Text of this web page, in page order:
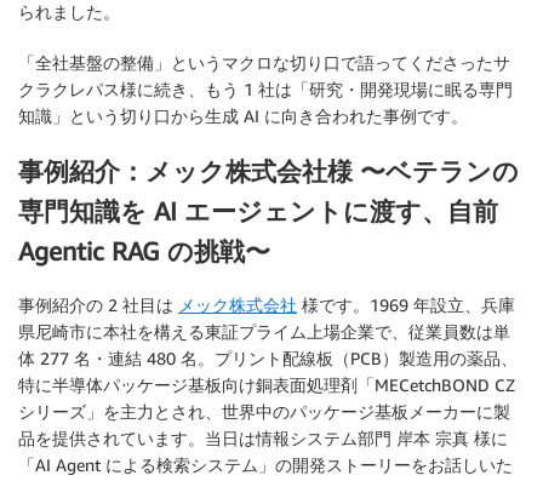
られました。
「全社基盤の整備」というマクロな切り口で語ってくださったサ
クラクレパス様に続き、もう 1 社は「研究・開発現場に眠る専門
知識」という切り口から生成 AI に向き合われた事例です。
事例紹介：メック株式会社様 〜ベテランの
専門知識を AI エージェントに渡す、自前
Agentic RAG の挑戦〜
事例紹介の 2 社目は メック株式会社 様です。1969 年設立、兵庫
県尼崎市に本社を構える東証プライム上場企業で、従業員数は単
体 277 名・連結 480 名。プリント配線板（PCB）製造用の薬品、
特に半導体パッケージ基板向け銅表面処理剤「MECetchBOND CZ
シリーズ」を主力とされ、世界中のパッケージ基板メーカーに製
品を提供されています。当日は情報システム部門 岸本 宗真 様に
「AI Agent による検索システム」の開発ストーリーをお話しいた